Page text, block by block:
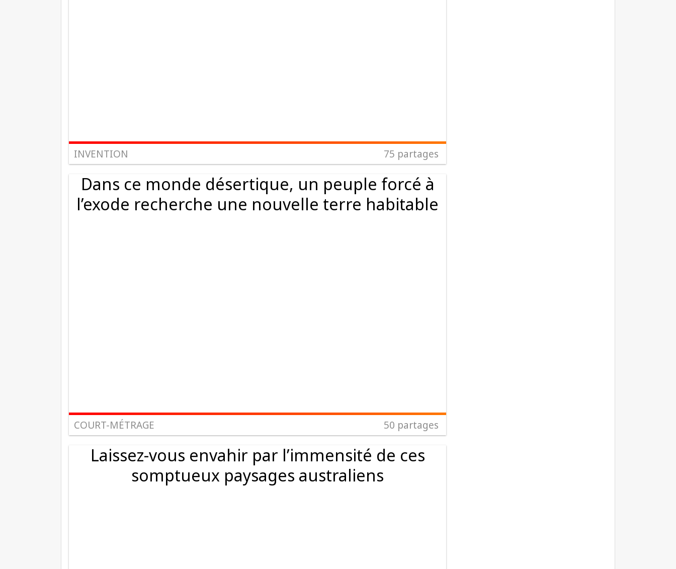
INVENTION 75 partages
Dans ce monde désertique, un peuple forcé à
l’exode recherche une nouvelle terre habitable
COURT-MÉTRAGE 50 partages
Laissez-vous envahir par l’immensité de ces
somptueux paysages australiens